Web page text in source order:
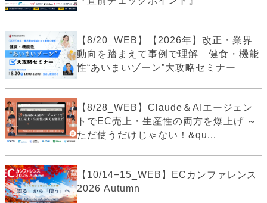
【8/20_WEB】【2026年】改正・業界
動向を踏まえて事例で理解 健食・機能
性“あいまいゾーン”大攻略セミナー
【8/28_WEB】Claude＆AIエージェン
トでEC売上・生産性の両方を爆上げ ～
ただ使うだけじゃない！&qu...
【10/14−15_WEB】ECカンファレンス
2026 Autumn